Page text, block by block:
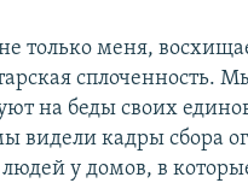
только меня,
сплоченность.
на беды своих
видели кадры сбора
людей у домов, в